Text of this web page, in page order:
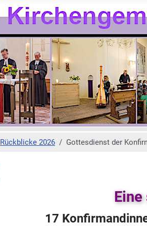
Rückblicke 2026 Gottesdienst der
17